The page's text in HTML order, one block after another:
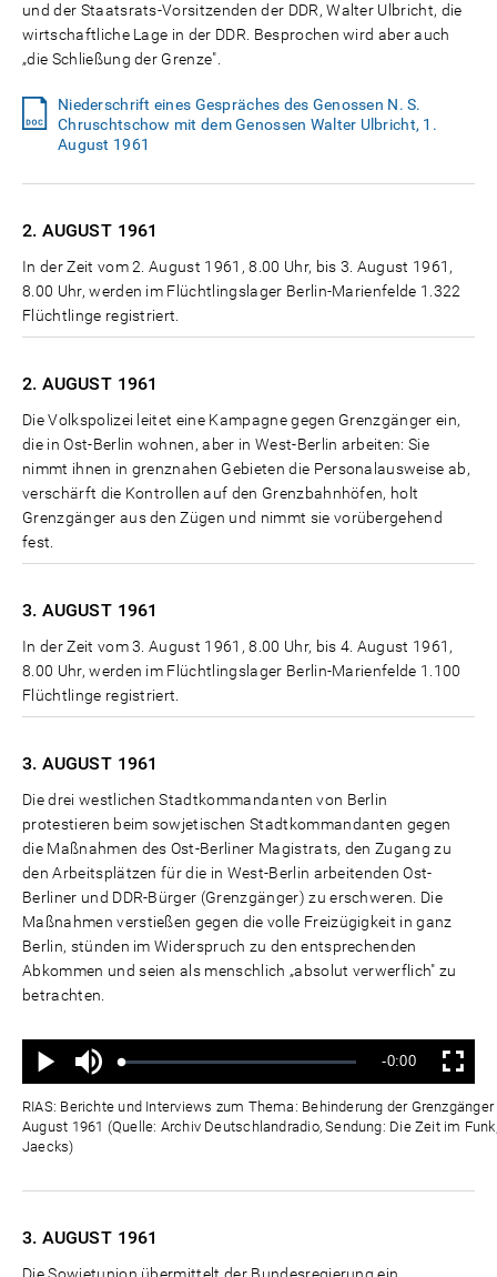
und der Staatsrats-Vorsitzenden der DDR, Walter Ulbricht, die
wirtschaftliche Lage in der DDR. Besprochen wird aber auch
„die Schließung der Grenze".
Niederschrift eines Gespräches des Genossen N. S.
Chruschtschow mit dem Genossen Walter Ulbricht, 1.
August 1961
2. AUGUST 1961
In der Zeit vom 2. August 1961, 8.00 Uhr, bis 3. August 1961,
8.00 Uhr, werden im Flüchtlingslager Berlin-Marienfelde 1.322
Flüchtlinge registriert.
2. AUGUST 1961
Die Volkspolizei leitet eine Kampagne gegen Grenzgänger ein,
die in Ost-Berlin wohnen, aber in West-Berlin arbeiten: Sie
nimmt ihnen in grenznahen Gebieten die Personalausweise ab,
verschärft die Kontrollen auf den Grenzbahnhöfen, holt
Grenzgänger aus den Zügen und nimmt sie vorübergehend
fest.
3. AUGUST 1961
In der Zeit vom 3. August 1961, 8.00 Uhr, bis 4. August 1961,
8.00 Uhr, werden im Flüchtlingslager Berlin-Marienfelde 1.100
Flüchtlinge registriert.
3. AUGUST 1961
Die drei westlichen Stadtkommandanten von Berlin
protestieren beim sowjetischen Stadtkommandanten gegen
die Maßnahmen des Ost-Berliner Magistrats, den Zugang zu
den Arbeitsplätzen für die in West-Berlin arbeitenden Ost-
Berliner und DDR-Bürger (Grenzgänger) zu erschweren. Die
Maßnahmen verstießen gegen die volle Freizügigkeit in ganz
Berlin, stünden im Widerspruch zu den entsprechenden
Abkommen und seien als menschlich „absolut verwerflich" zu
betrachten.
Wiedergabe
Ton
aus
Geladen:
Status:
Verbleibende
Zeit
-0:00 Vollbild
RIAS: Berichte und Interviews zum Thema: Behinderung der
August 1961 (Quelle: Archiv Deutschlandradio, Sendung: Die Zeit im
Jaecks)
3. AUGUST 1961